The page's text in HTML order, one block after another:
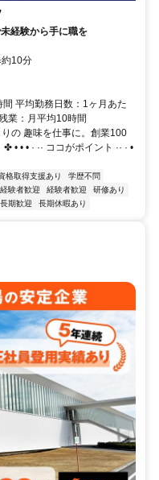
経験から手に職を
10分
平均勤務日数：1ヶ月あた
業：月平均10時間
の 趣味を仕事に。創業100
• • · ·· ココがポイント ·· · •
格取得支援あり
学歴不問
験者歓迎 経験者歓迎
研修あり
長期歓迎 長期休暇あり